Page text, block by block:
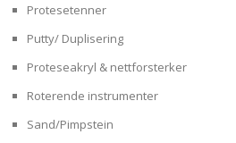
Protesetenner
Putty/ Duplisering
Proteseakryl & nettforsterker
Roterende instrumenter
Sand/Pimpstein